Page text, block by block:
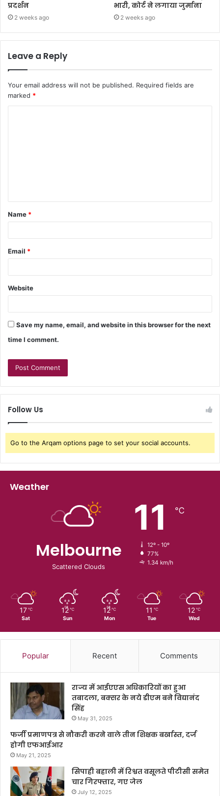
प्रदर्शन
2 weeks ago
भारी, कोर्ट ने लगाया जुर्माना
2 weeks ago
Leave a Reply
Your email address will not be published. Required fields are
marked *
Name *
Email *
Website
Save my name, email, and website in this browser for the next
time I comment.
Follow Us
Go to the Arqam options page to set your social accounts.
Weather
Melbourne
Scattered Clouds
11 ℃
12º - 10º
77%
1.34 km/h
17 ℃
Sat
12 ℃
Sun
12 ℃
Mon
11 ℃
Tue
12 ℃
Wed
Popular Recent Comments
राज्य में आईएएस अधिकारियों का हुआ
तबादला, बक्सर के नये डीएम बने विद्यानंद
सिंह
May 31, 2025
फर्जी प्रमाणपत्र से नौकरी करने वाले तीन शिक्षक बर्खास्त, दर्ज
होगी एफआईआर
May 21, 2025
सिपाही बहाली में रिश्वत वसूलते पीटीसी समेत
चार गिरफ्तार, गए जेल
July 12, 2025